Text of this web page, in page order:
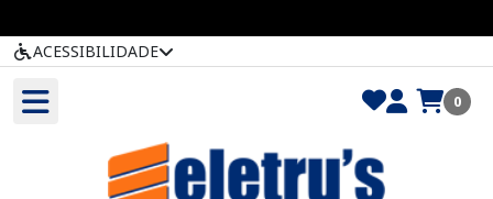
ACESSIBILIDADE
0